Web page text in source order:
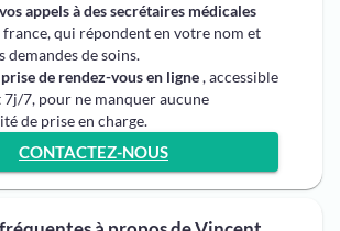
appels à des secrétaires médicales
france, qui répondent en votre nom et
demandes de soins.
prise de rendez-vous en ligne, accessible
7j/7, pour ne manquer aucune
de prise en charge.
CONTACTEZ-NOUS